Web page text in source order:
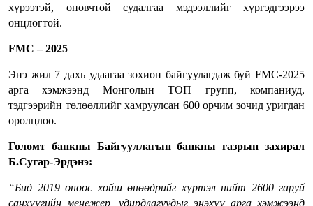
хүрээтэй, оновчтой судалгаа мэдээллийг хүргэдгээрээ
онцлогтой.
FMC – 2025
Энэ жил 7 дахь удаагаа зохион байгуулагдаж буй FMC-2025
арга хэмжээнд Монголын ТОП групп, компаниуд,
тэдгээрийн төлөөллийг хамруулсан 600 орчим зочид уригдан
оролцлоо.
Голомт банкны Байгууллагын банкны газрын захирал
Б.Сугар-Эрдэнэ:
“Бид 2019 оноос хойш өнөөдрийг хүртэл нийт 2600 гаруй
санхүүгийн менежер, удирдлагуудыг энэхүү арга хэмжээнд